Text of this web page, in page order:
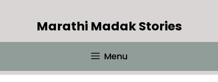
Marathi Madak Stories
Menu